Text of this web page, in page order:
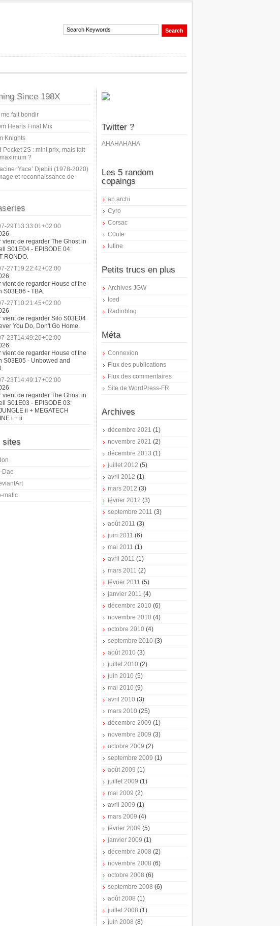
Since 198X
fait bondir
Hearts Final Mix
Knights
Pocket 2S : mini prix, mais fait-
?
‘Yace’ Djebili (1978-2020)
et reconnaissance de
29T13:33:01+02:00
vient de regarder The Ghost in
S01E04 - EPISODE 04:
RONDO.
27T19:22:42+02:00
vient de regarder House of the
S03E06 - TBA.
27T10:21:45+02:00
vient de regarder Silo S03E04
You Do, Don't Go Home.
23T14:49:20+02:00
vient de regarder House of the
S03E05 - Unbowed and
23T14:49:17+02:00
vient de regarder The Ghost in
S01E03 - EPISODE 03:
ii + MEGATECH
i + ii.
sites
Dae
matic
Twitter ?
AHAHAHAHA
Les 5 random
copaings
an.archi
Cyro
Corsac
C0ute
lutine
Petits trucs en plus
Archives JGW
Iced
Radioblog
Méta
Connexion
Flux des publications
Flux des commentaires
Site de WordPress-FR
Archives
décembre 2021 (1)
novembre 2021 (2)
décembre 2013 (1)
juillet 2012 (5)
avril 2012 (1)
mars 2012 (3)
février 2012 (3)
septembre 2011 (3)
août 2011 (3)
juin 2011 (6)
mai 2011 (1)
avril 2011 (1)
mars 2011 (2)
février 2011 (5)
janvier 2011 (4)
décembre 2010 (6)
novembre 2010 (4)
octobre 2010 (4)
septembre 2010 (3)
août 2010 (3)
juillet 2010 (2)
juin 2010 (5)
mai 2010 (9)
avril 2010 (3)
mars 2010 (25)
décembre 2009 (1)
novembre 2009 (3)
octobre 2009 (2)
septembre 2009 (1)
août 2009 (1)
juillet 2009 (1)
mai 2009 (2)
avril 2009 (1)
mars 2009 (4)
février 2009 (5)
janvier 2009 (1)
décembre 2008 (2)
novembre 2008 (6)
octobre 2008 (6)
septembre 2008 (6)
août 2008 (1)
juillet 2008 (1)
juin 2008 (8)